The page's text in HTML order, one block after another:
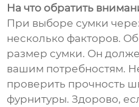
На что обратить
При выборе сумки
несколько факторов.
размер сумки. Он
вашим потребностям.
проверить прочность
фурнитуры. Здорово,